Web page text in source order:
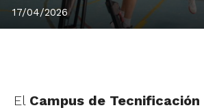
17/04/2026
El Campus de Tecnificación